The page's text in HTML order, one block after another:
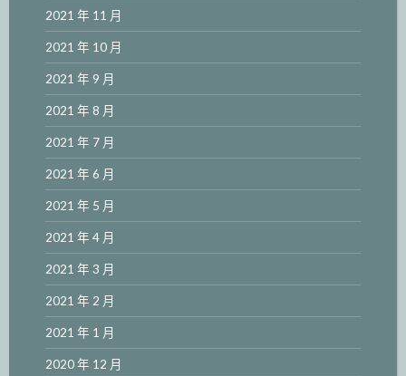
2021 年 11 月
2021 年 10 月
2021 年 9 月
2021 年 8 月
2021 年 7 月
2021 年 6 月
2021 年 5 月
2021 年 4 月
2021 年 3 月
2021 年 2 月
2021 年 1 月
2020 年 12 月